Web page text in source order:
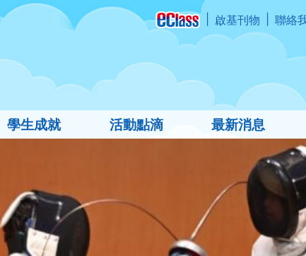
啟基刊物 聯絡
學生成就 活動點滴 最新消息